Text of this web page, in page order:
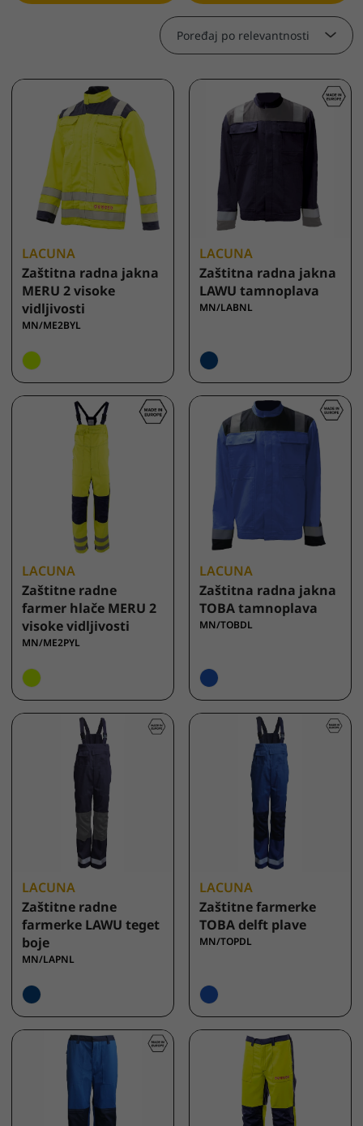
Poređaj po relevantnosti
LACUNA
Zaštitna radna jakna
MERU 2 visoke
vidljivosti
MN/ME2BYL
LACUNA
Zaštitna radna jakna
LAWU tamnoplava
MN/LABNL
LACUNA
Zaštitne radne
farmer hlače MERU 2
visoke vidljivosti
MN/ME2PYL
LACUNA
Zaštitna radna jakna
TOBA tamnoplava
MN/TOBDL
LACUNA
Zaštitne radne
farmerke LAWU teget
boje
MN/LAPNL
LACUNA
Zaštitne farmerke
TOBA delft plave
MN/TOPDL